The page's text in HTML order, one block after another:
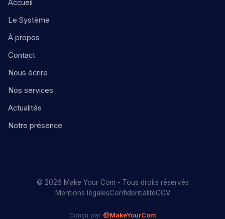
Accueil
Le Système
À propos
Contact
Nous écrire
Nos services
Actualités
Notre présence
© 2026 Make Your Com - Tous droits réservés
Mentions légalesConfidentialitéCGV
Conçu par @MakeYourCom